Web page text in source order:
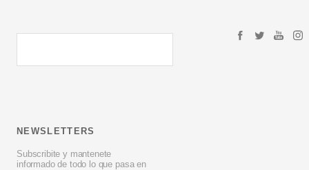
NEWSLETTERS
Subscribite y mantenete
informado de todo lo que pasa en